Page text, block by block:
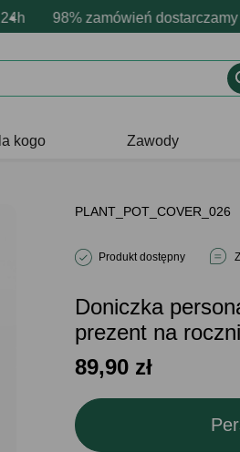
98% zamówień dostarczamy w
i darmowa
Prezentujemy
kogo Zawody
PLANT_POT_COVER_026
Produkt dostępny
Doniczka
prezent na
89,90 zł